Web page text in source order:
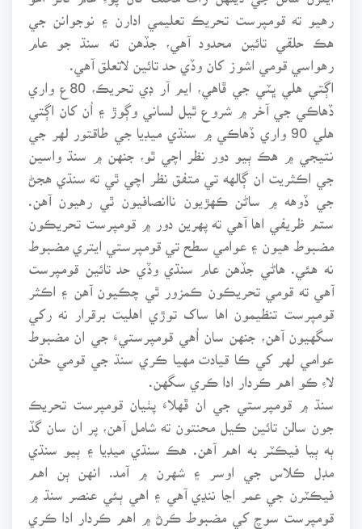
رهيو ته قومپرست تحريڪ تعليمي ادارن ۽ نوجوانن جي
هڪ حلقي تائين محدود آهي، جڏهن ته سنڌ جو عام
رهواسي قومي اشوز کان وڏي حد تائين لاتعلق آهي.
اڳتي هلي ڀٽي جي ڦاهي، ايم آر ڊي تحريڪ، 80ع واري
ڏهاڪي جي آخر ۾ شروع ٿيل لساني وڳوڙ ۽ اُن کان اڳتي
هلي 90 واري ڏهاڪي ۾ سنڌي ميڊيا جي طاقتور لهر جي
نتيجي ۾ هڪ ٻيو دور نظر اچي ٿو، جنهن ۾ سنڌ واسين
جي اڪثريت ان ڳالهه تي متفق نظر اچي ٿي ته سنڌي هجڻ
جي ڏوهه ۾ ساڻن ڪهڙيون ناانصافيون ٿي رهيون آهن.
ستم ظريفي اها آهي ته پهرين دور ۾ قومپرست تحريڪون
مضبوط هيون ۽ عوامي سطح تي قومپرستي ايتري مضبوط
نه هئي. هاڻي جڏهن عام سنڌي وڏي حد تائين قومپرست
آهي ته قومي تحريڪون ڪمزور ٿي چڪيون آهن ۽ اڪثر
قومپرست تنظيمون اها ساک توڙي اهليت برقرار نه رکي
سگهيون آهن، جنهن سان اُهي قومپرستيءَ جي ان مضبوط
عوامي لهر کي ڪا قيادت مهيا ڪري سنڌ جي قومي حقن
لاءِ ڪو اهم ڪردار ادا ڪري سگهن.
سنڌ ۾ قومپرستي جي ان ڦهلاءَ پٺيان قومپرست تحريڪ
جون سالن تائين ڪيل محنتون ته شامل آهن، پر ان سان گڏ
ٻه ٻيا فيڪٽر به اهم آهن. هڪ سنڌي ميڊيا ۽ ٻيو سنڌي
مڊل ڪلاس جي اوسر ۽ شهرن ۾ آمد. انهن ٻن اهم
فيڪٽرن جي عمر اڃا ننڍي آهي ۽ اهي ٻئي عنصر سنڌ ۾
قومپرست سوچ کي مضبوط ڪرڻ ۾ اهم ڪردار ادا ڪري